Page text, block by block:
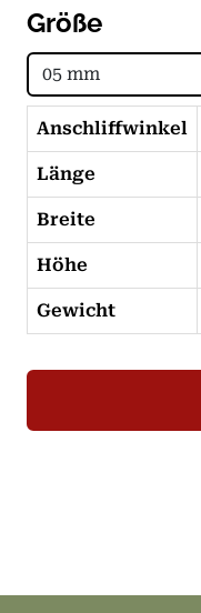
Größe
Anschliffwinkel
Länge
Breite
Höhe
Gewicht